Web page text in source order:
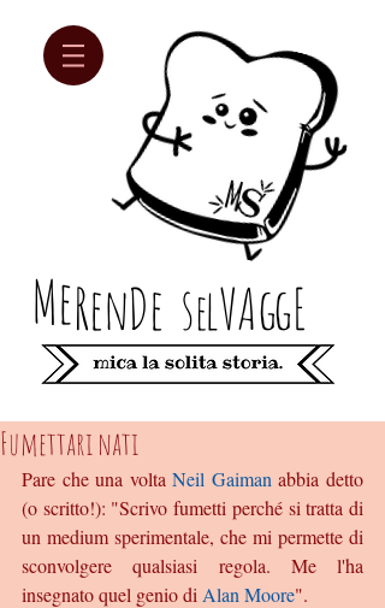
MeRenDe selVAggE
Fumettari nati
Pare che una volta Neil Gaiman abbia detto
(o scritto!): "Scrivo fumetti perché si tratta di
un medium sperimentale, che mi permette di
sconvolgere qualsiasi regola. Me l'ha
insegnato quel genio di Alan Moore".